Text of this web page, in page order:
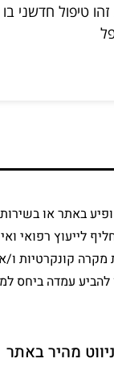
טיפול חדשני
באתר או בשירות
לייעוץ רפואי
מקרה קונקרטיות ו/
להביע עמדה ביחס
ניווט מהיר באתר